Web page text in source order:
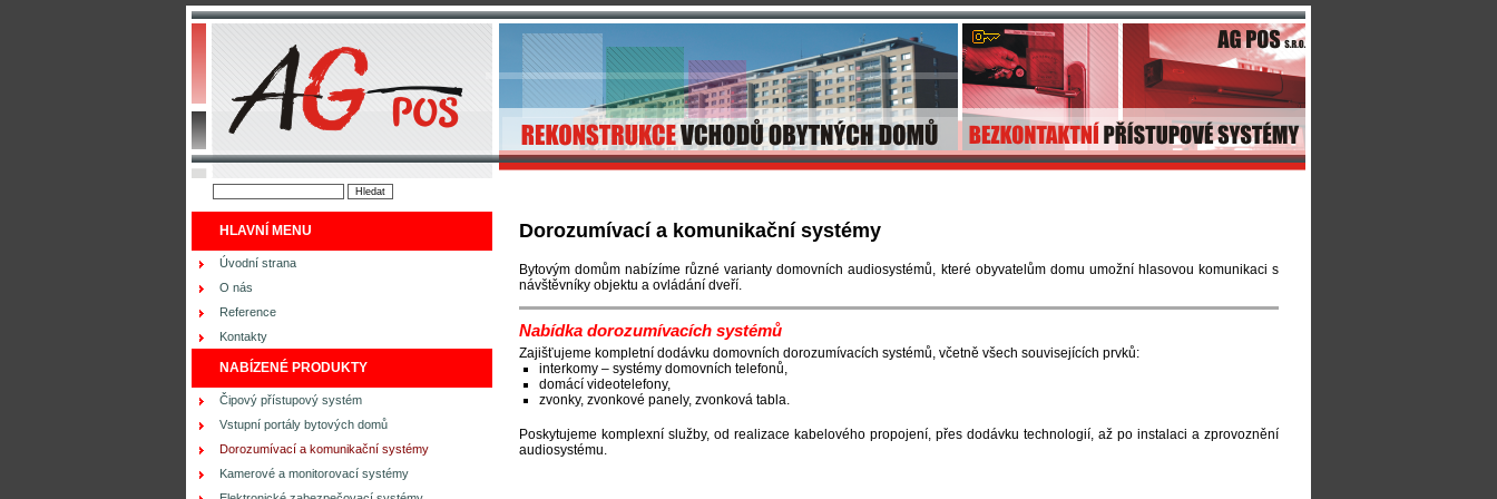
HLAVNÍ MENU
Úvodní strana
O nás
Reference
Kontakty
NABÍZENÉ PRODUKTY
Čipový přístupový systém
Vstupní portály bytových domů
Dorozumívací a komunikační systémy
Kamerové a monitorovací systémy
Dorozumívací a komunikační systémy
Bytovým domům nabízíme různé varianty domovních audiosystémů, které obyvatelům domu umožní hlasovou komunikaci s
návštěvníky objektu a ovládání dveří.
Nabídka dorozumívacích systémů
Zajišťujeme kompletní dodávku domovních dorozumívacích systémů, včetně všech souvisejících prvků:
interkomy – systémy domovních telefonů,
domácí videotelefony,
zvonky, zvonkové panely, zvonková tabla.
Poskytujeme komplexní služby, od realizace kabelového propojení, přes dodávku technologií, až po instalaci a zprovoznění
audiosystému.